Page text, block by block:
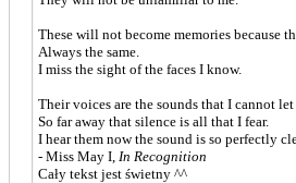
These will not become memories because
Always the same.
I miss the sight of the faces I know.
Their voices are the sounds that I cannot let
So far away that silence is all that I fear.
I hear them now the sound is so perfectly
- Miss May I, In Recognition
Cały tekst jest świetny ^^